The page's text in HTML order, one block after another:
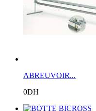
ABREUVOIR...
0DH